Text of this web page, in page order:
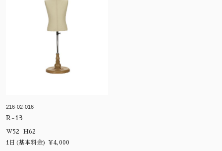
216-02-016
R-13
W52 H62
1日(基本料金) ¥4,000